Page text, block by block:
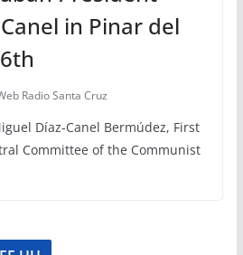
in Pinar del
Radio Santa Cruz
Díaz-Canel Bermúdez, First
Committee of the Communist